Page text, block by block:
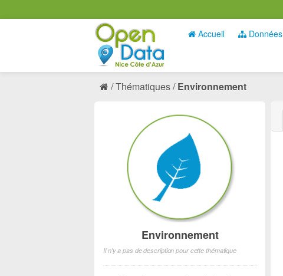
Accueil Données
Thématiques Environnement
Environnement
Il n'y a pas de description pour cette thématique